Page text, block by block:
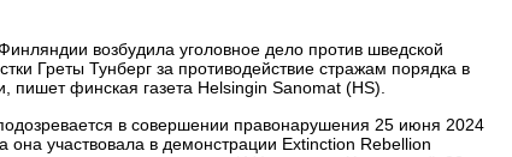
возбудила уголовное дело против шведской
Греты Тунберг за противодействие стражам порядка в
пишет финская газета Helsingin Sanomat (HS).
в совершении правонарушения 25 июня 2024
она участвовала в демонстрации Extinction Rebellion